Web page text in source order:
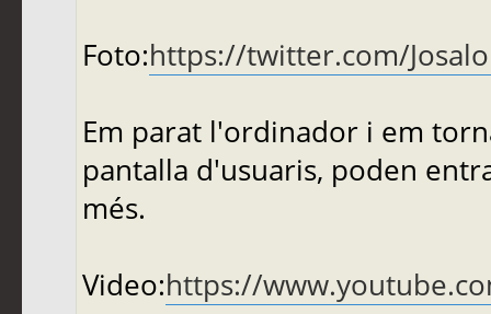
Foto:https://twitter.com/
Em parat l'ordinador i em
pantalla d'usuaris, poden
més.
Video:https://